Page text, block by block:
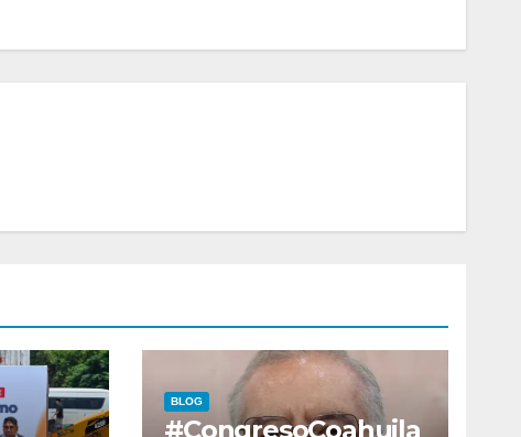
BLOG
#CongresoCoahuila